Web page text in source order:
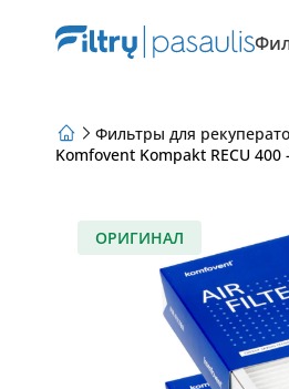
Фильтры для
Komfovent Kompakt RECU
ОРИГИНАЛ